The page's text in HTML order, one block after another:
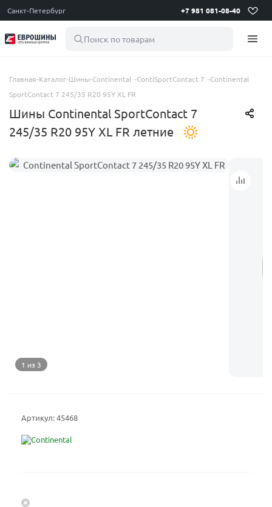
Санкт-Петербург +7 981 081-08-40
Поиск по товарам
Главная-Каталог-Шины-Continental -ContiSportContact 7 -Continental
SportContact 7 245/35 R20 95Y XL FR
Шины Continental SportContact 7
245/35 R20 95Y XL FR летние
1 из 3
Артикул:45468